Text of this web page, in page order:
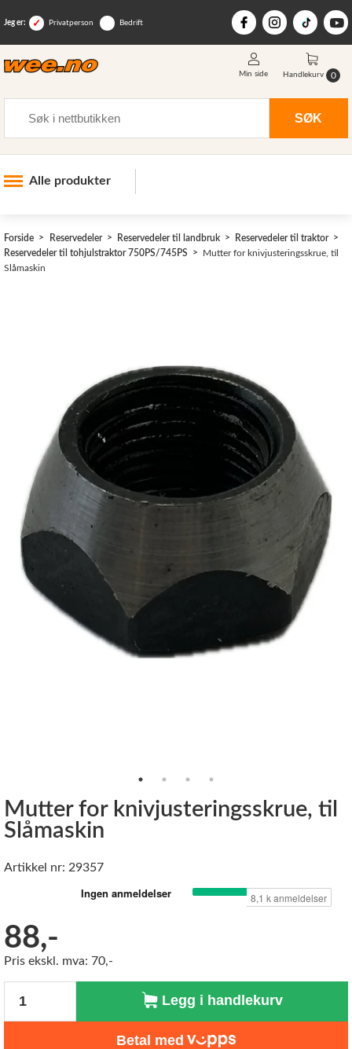
Jeg er: Privatperson Bedrift
SØK
Min side Handlekurv 0
Alle produkter
Skogsutstyr
Nye Wee produkter
Lagertømming
Aktuelt
Kundeservice
Leasing
Forside Reservedeler Reservedeler til landbruk
Reservedeler til traktor
Reservedeler til tohjulstraktor 750PS/745PS
Mutter for knivjusteringsskrue, til
Slåmaskin
Mutter for knivjusteringsskrue, til
Slåmaskin
Artikkel nr: 29357
88,-
Pris ekskl. mva: 70,-
Antall
Legg i handlekurv
Betal med